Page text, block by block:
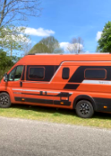
Vorige